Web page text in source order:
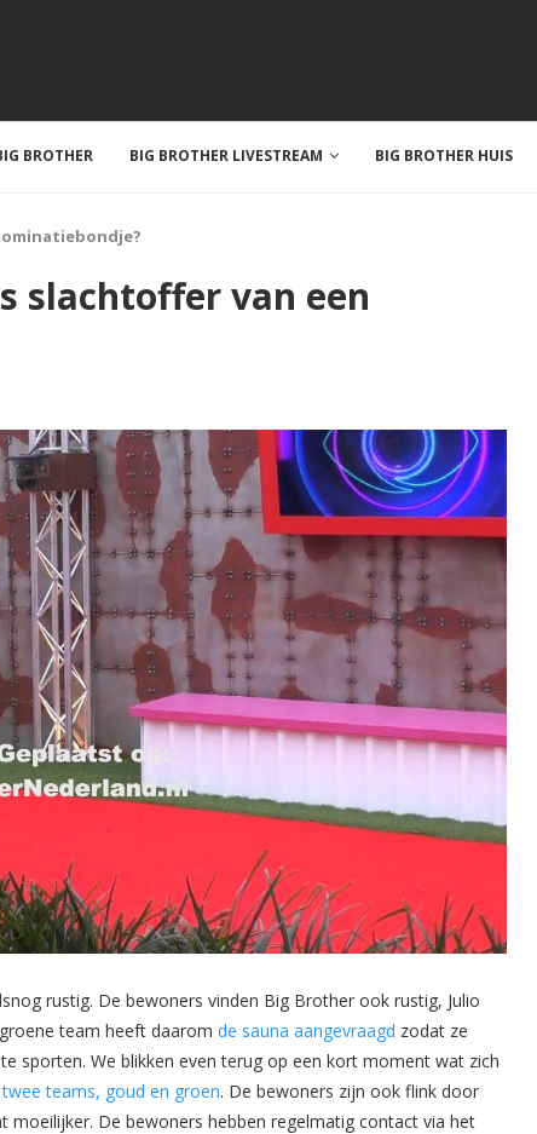
BROTHER BIG BROTHER LIVESTREAM BIG BROTHER HUIS
slachtoffer van een
rustig. De bewoners vinden Big Brother ook rustig, Julio
team heeft daarom de sauna aangevraagd zodat ze
sporten. We blikken even terug op een kort moment wat zich
teams, goud en groen. De bewoners zijn ook flink door
De bewoners hebben regelmatig contact via het